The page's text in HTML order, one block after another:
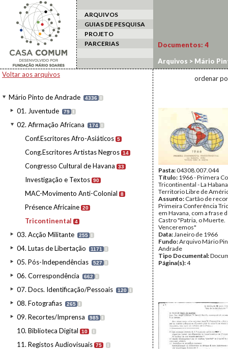
ARQUIVOS
GUIAS DE PESQUISA
PROJETO
PARCERIAS
Voltar aos arquivos
Mário Pinto de Andrade 4336 I
01. Juventude 79 I
02. Afirmação Africana 174 I
Conf.Escritores Afro-Asiáticos 5
Cong.Escritores Artistas Negros 14
Congresso Cultural de Havana 33
Investigação e Textos 90
MAC-Movimento Anti-Colonial 8
Présence Africaine 20
Tricontinental 4
03. Acção Militante 255 I
04. Lutas de Libertação 1171 I
05. Pós-Independências 527 I
06. Correspondência 662 I
07. Docs. Identificação/Pessoais 120 I
08. Fotografias 265 I
09. Recortes/Imprensa 985 I
10. Biblioteca Digital 10 I
11. Registos Audiovisuais 75 I
Documentos: 4
Arquivos > Mário
ordenar
Pasta:04308.007.044
Título: 1966 - Primera
Tricontinental - La
Territorio Libre de
Assunto: Cartão de
Primeira Conferência
em Havana, com a frase
Castro "Patria, o Muerte.
Venceremos"
Data:Janeiro de 1966
Fundo:Arquivo Mário
Andrade
Tipo Documental:
Página(s):4